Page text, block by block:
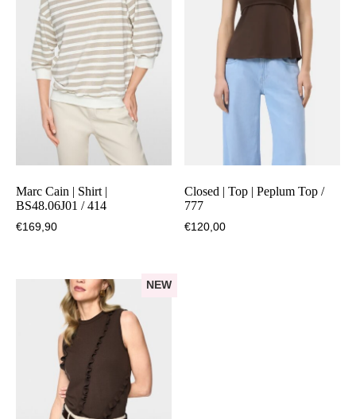
Marc Cain | Shirt |
BS48.06J01 / 414
€169,90
Closed | Top | Peplum Top /
777
€120,00
NEW